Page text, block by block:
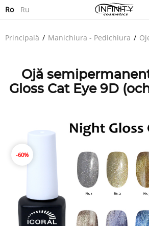
Ro Ru
Principală Manichiura - Pedichiura
Ojă
Gloss Cat Eye 9D
-60%